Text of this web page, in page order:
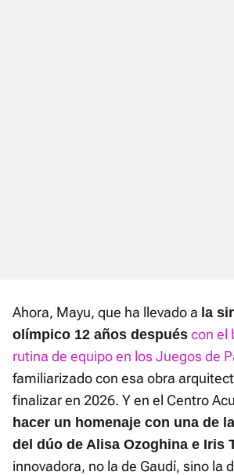
Ahora, Mayu, que ha llevado a la
olímpico 12 años después con el
rutina de equipo en los Juegos de
familiarizado con esa obra
finalizar en 2026. Y en el Centro
hacer un homenaje con una de
del dúo de Alisa Ozoghina e Iris
innovadora, no la de Gaudí, sino la